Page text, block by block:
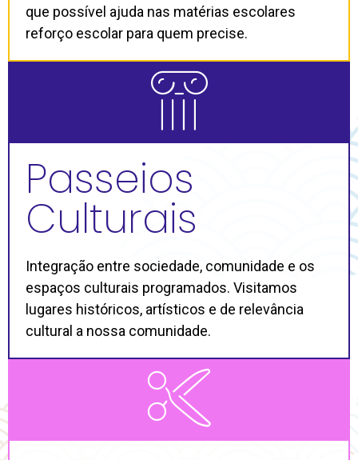
que possível ajuda nas matérias escolares
reforço escolar para quem precise.
Passeios
Culturais
Integração entre sociedade, comunidade e os
espaços culturais programados. Visitamos
lugares históricos, artísticos e de relevância
cultural a nossa comunidade.